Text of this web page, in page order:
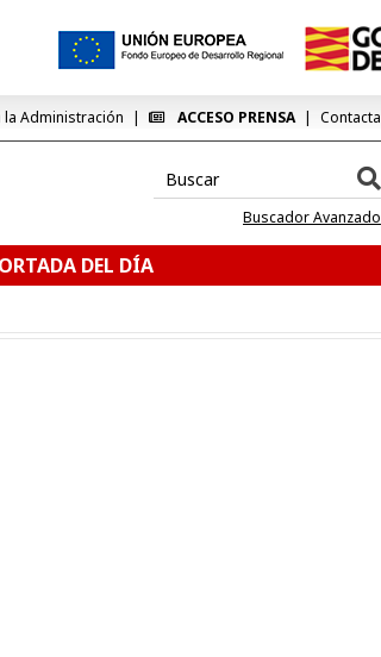
la Administración ACCESO PRENSA Contacta
Buscador Avanzado
DEL DÍA